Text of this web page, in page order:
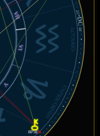
22°
DC
30'
CAPRICORNIO
ACUARIO
V
VI
VII
00°31'℞